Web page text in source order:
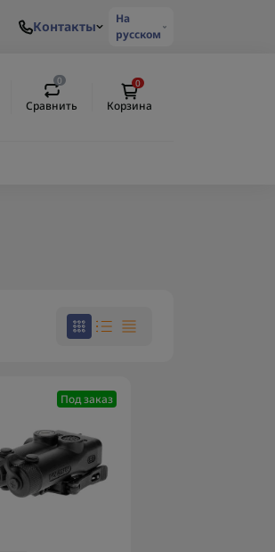
Контакты
На
русском
0
Сравнить
0
Корзина
Под заказ